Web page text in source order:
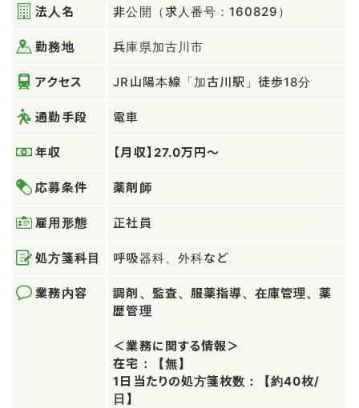
法人名 非公開（求人番号：160829）
勤務地 兵庫県加古川市
アクセス JR山陽本線「加古川駅」徒歩18分
通勤手段 電車
年収 【月収】27.0万円～
応募条件 薬剤師
雇用形態 正社員
処方箋科目 呼吸器科、外科など
業務内容
調剤、監査、服薬指導、在庫管理、薬
歴管理
＜業務に関する情報＞
在宅：【無】
1日当たりの処方箋枚数：【約40枚/
日】